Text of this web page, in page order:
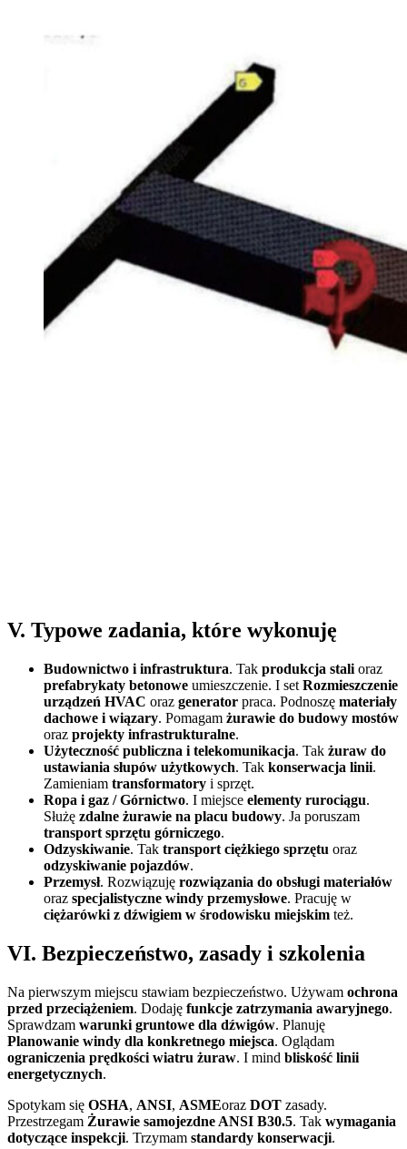
V. Typowe zadania, które wykonuję
Budownictwo i infrastruktura. Tak produkcja stali oraz
prefabrykaty betonowe umieszczenie. I set Rozmieszczenie
urządzeń HVAC oraz generator praca. Podnoszę materiały
dachowe i wiązary. Pomagam żurawie do budowy mostów
oraz projekty infrastrukturalne.
Użyteczność publiczna i telekomunikacja. Tak żuraw do
ustawiania słupów użytkowych. Tak konserwacja linii.
Zamieniam transformatory i sprzęt.
Ropa i gaz / Górnictwo. I miejsce elementy rurociągu.
Służę zdalne żurawie na placu budowy. Ja poruszam
transport sprzętu górniczego.
Odzyskiwanie. Tak transport ciężkiego sprzętu oraz
odzyskiwanie pojazdów.
Przemysł. Rozwiązuję rozwiązania do obsługi materiałów
oraz specjalistyczne windy przemysłowe. Pracuję w
ciężarówki z dźwigiem w środowisku miejskim też.
VI. Bezpieczeństwo, zasady i szkolenia
Na pierwszym miejscu stawiam bezpieczeństwo. Używam ochrona
przed przeciążeniem. Dodaję funkcje zatrzymania awaryjnego.
Sprawdzam warunki gruntowe dla dźwigów. Planuję
Planowanie windy dla konkretnego miejsca. Oglądam
ograniczenia prędkości wiatru żuraw. I mind bliskość linii
energetycznych.
Spotykam się OSHA, ANSI, ASMEoraz DOT zasady.
Przestrzegam Żurawie samojezdne ANSI B30.5. Tak wymagania
dotyczące inspekcji. Trzymam standardy konserwacji.